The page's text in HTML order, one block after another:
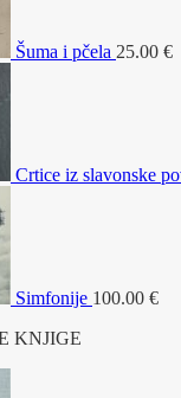
Šuma i pčela 25.00 €
Crtice iz slavonske
Simfonije 100.00 €
KNJIGE